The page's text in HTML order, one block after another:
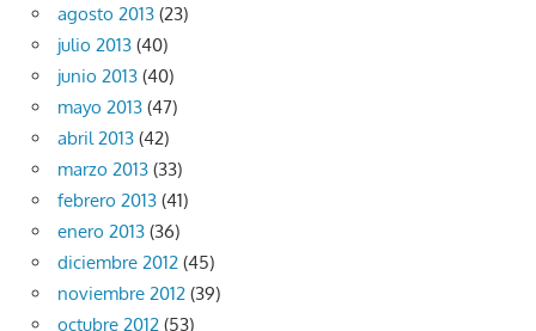
agosto 2013 (23)
julio 2013 (40)
junio 2013 (40)
mayo 2013 (47)
abril 2013 (42)
marzo 2013 (33)
febrero 2013 (41)
enero 2013 (36)
diciembre 2012 (45)
noviembre 2012 (39)
octubre 2012 (53)